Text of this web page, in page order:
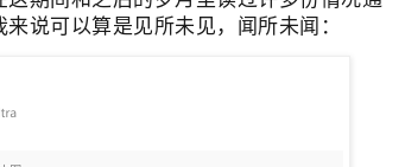
说可以算是见所未见，闻所未闻：